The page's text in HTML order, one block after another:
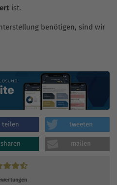
ist.
benötigen, sind wir
teilen tweeten
sharen mailen